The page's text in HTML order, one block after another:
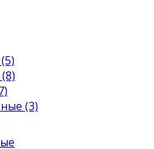
(3)